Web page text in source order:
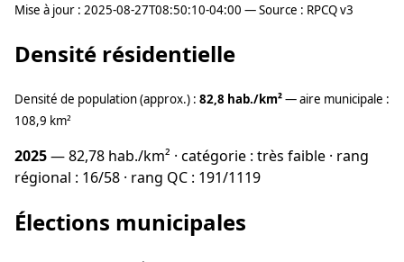
Mise à jour : 2025-08-27T08:50:10-04:00 — Source : RPCQ v3
Densité résidentielle
Densité de population (approx.) : 82,8 hab./km²— aire municipale :
108,9 km²
2025— 82,78 hab./km² · catégorie : très faible · rang
régional : 16/58 · rang QC : 191/1119
Élections municipales